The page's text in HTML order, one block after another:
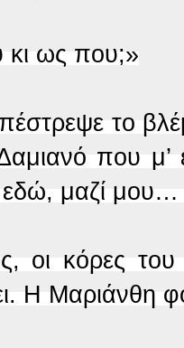
κι ως που;»
το
που
εδώ, μαζί
οι κόρες
Η Μαριάνθη